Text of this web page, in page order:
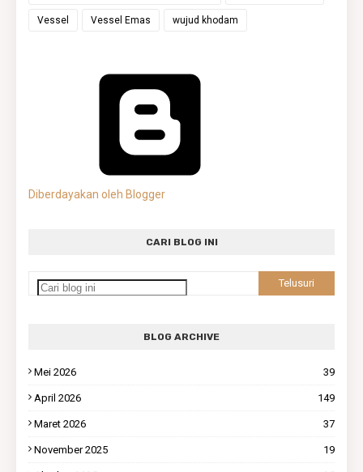
Vessel Vessel Emas wujud khodam
Diberdayakan oleh Blogger
CARI BLOG INI
BLOG ARCHIVE
Mei 2026 39
April 2026 149
Maret 2026 37
November 2025 19